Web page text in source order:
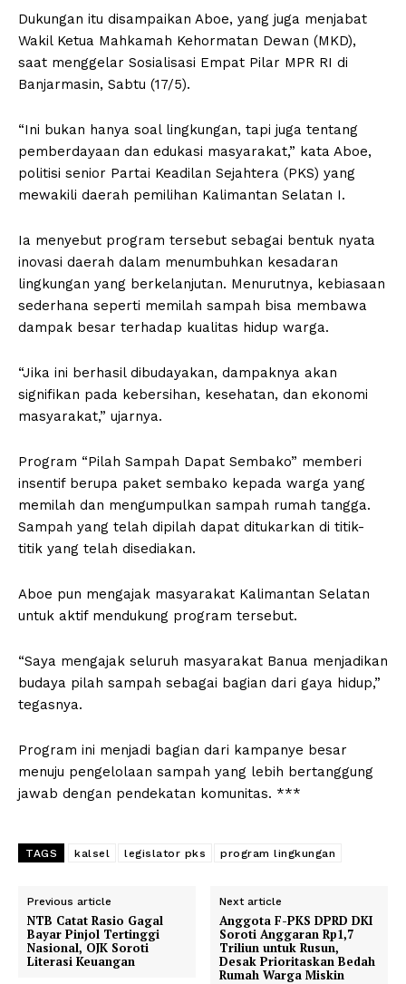
Dukungan itu disampaikan Aboe, yang juga menjabat
Wakil Ketua Mahkamah Kehormatan Dewan (MKD),
saat menggelar Sosialisasi Empat Pilar MPR RI di
Banjarmasin, Sabtu (17/5).
“Ini bukan hanya soal lingkungan, tapi juga tentang
pemberdayaan dan edukasi masyarakat,” kata Aboe,
politisi senior Partai Keadilan Sejahtera (PKS) yang
mewakili daerah pemilihan Kalimantan Selatan I.
Ia menyebut program tersebut sebagai bentuk nyata
inovasi daerah dalam menumbuhkan kesadaran
lingkungan yang berkelanjutan. Menurutnya, kebiasaan
sederhana seperti memilah sampah bisa membawa
dampak besar terhadap kualitas hidup warga.
“Jika ini berhasil dibudayakan, dampaknya akan
signifikan pada kebersihan, kesehatan, dan ekonomi
masyarakat,” ujarnya.
Program “Pilah Sampah Dapat Sembako” memberi
insentif berupa paket sembako kepada warga yang
memilah dan mengumpulkan sampah rumah tangga.
Sampah yang telah dipilah dapat ditukarkan di titik-
titik yang telah disediakan.
Aboe pun mengajak masyarakat Kalimantan Selatan
untuk aktif mendukung program tersebut.
“Saya mengajak seluruh masyarakat Banua menjadikan
budaya pilah sampah sebagai bagian dari gaya hidup,”
tegasnya.
Program ini menjadi bagian dari kampanye besar
menuju pengelolaan sampah yang lebih bertanggung
jawab dengan pendekatan komunitas. ***
TAGS kalsel legislator pks program lingkungan
Previous article
NTB Catat Rasio Gagal
Bayar Pinjol Tertinggi
Nasional, OJK Soroti
Literasi Keuangan
Next article
Anggota F-PKS DPRD DKI
Soroti Anggaran Rp1,7
Triliun untuk Rusun,
Desak Prioritaskan Bedah
Rumah Warga Miskin